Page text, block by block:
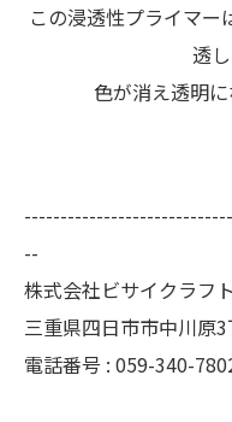
この浸透性プライマ
透
色が消え透明
--
株式会社ビサイクラフト
三重県四日市市中川原
電話番号 : 059-340-